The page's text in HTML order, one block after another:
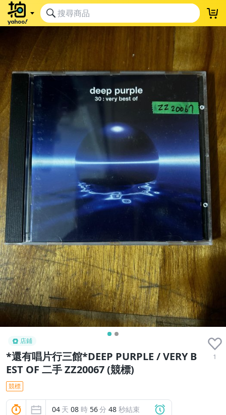
店鋪
*還有唱片行三館*DEEP PURPLE / VERY B
EST OF 二手 ZZ20067 (競標)
1
競標
04 天 08 時 56分 46 秒結束